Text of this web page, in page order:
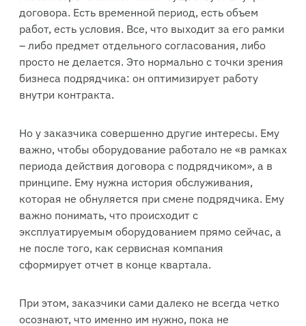
договора. Есть временной период, есть объем
работ, есть условия. Все, что выходит за его рамки
– либо предмет отдельного согласования, либо
просто не делается. Это нормально с точки зрения
бизнеса подрядчика: он оптимизирует работу
внутри контракта.
Но у заказчика совершенно другие интересы. Ему
важно, чтобы оборудование работало не «в рамках
периода действия договора с подрядчиком», а в
принципе. Ему нужна история обслуживания,
которая не обнуляется при смене подрядчика. Ему
важно понимать, что происходит с
эксплуатируемым оборудованием прямо сейчас, а
не после того, как сервисная компания
сформирует отчет в конце квартала.
При этом, заказчики сами далеко не всегда четко
осознают, что именно им нужно, пока не